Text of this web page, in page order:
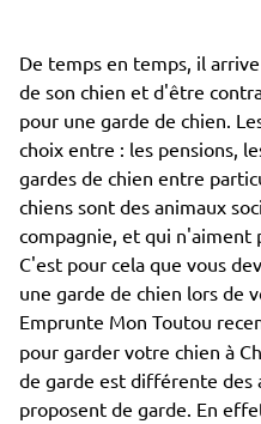
De temps en temps, il
de son chien et d'être
pour une garde de chien.
choix entre : les pensions,
gardes de chien entre
chiens sont des animaux
compagnie, et qui n'aiment
C'est pour cela que vous
une garde de chien lors de
Emprunte Mon Toutou
pour garder votre chien à
de garde est différente des
proposent de garde. En